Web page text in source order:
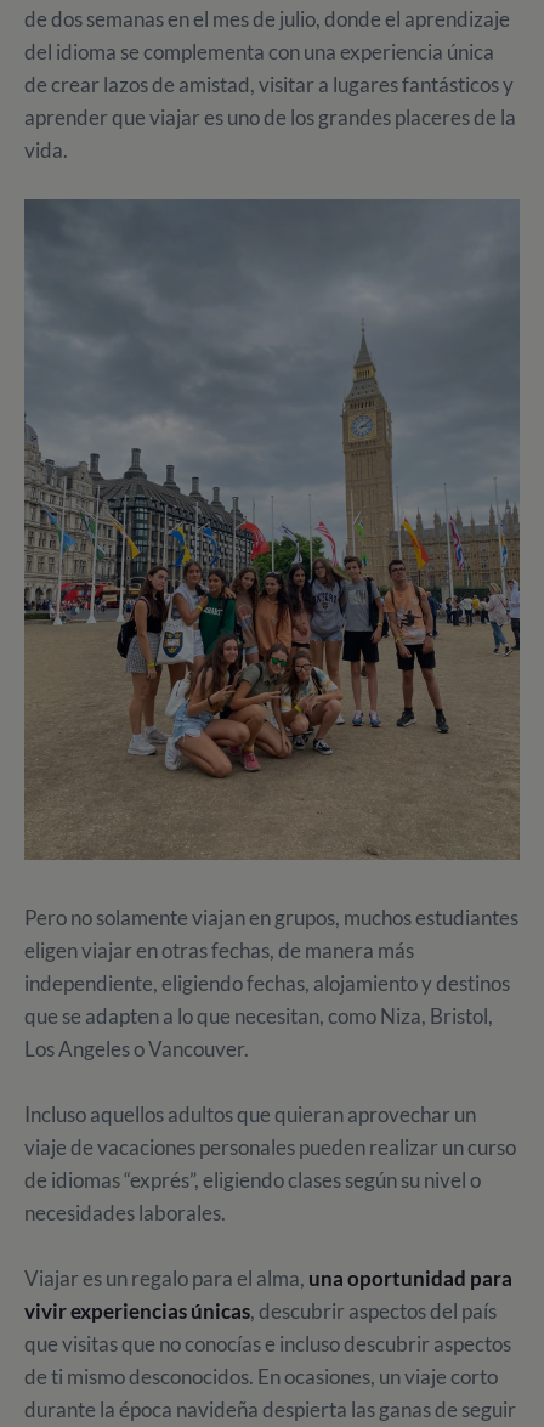
de dos semanas en el mes de julio, donde el aprendizaje
del idioma se complementa con una experiencia única
de crear lazos de amistad, visitar a lugares fantásticos y
aprender que viajar es uno de los grandes placeres de la
vida.
Pero no solamente viajan en grupos, muchos estudiantes
eligen viajar en otras fechas, de manera más
independiente, eligiendo fechas, alojamiento y destinos
que se adapten a lo que necesitan, como Niza, Bristol,
Los Angeles o Vancouver.
Incluso aquellos adultos que quieran aprovechar un
viaje de vacaciones personales pueden realizar un curso
de idiomas “exprés”, eligiendo clases según su nivel o
necesidades laborales.
Viajar es un regalo para el alma, una oportunidad para
vivir experiencias únicas, descubrir aspectos del país
que visitas que no conocías e incluso descubrir aspectos
de ti mismo desconocidos. En ocasiones, un viaje corto
durante la época navideña despierta las ganas de seguir